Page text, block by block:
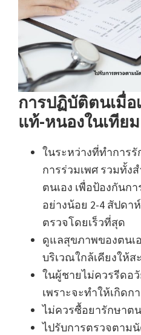
การปฏิบัติตนเมื่อ
แท้-หนองในเทียม
ในระหว่างที่ทำการ
การร่วมเพศ รวมทั้ง
ตนเอง เพื่อป้องกันก
อย่างน้อย 2-4 สัปดา
ตรวจโดยเร็วที่สุด
ดูแลสุขภาพของตนเ
บริเวณใกล้เคียงให้
ในผู้ชายไม่ควรรีดอ
เพราะจะทำให้เกิดก
ไม่ควรซื้อยารักษาตน
ไปรับการตรวจตาม